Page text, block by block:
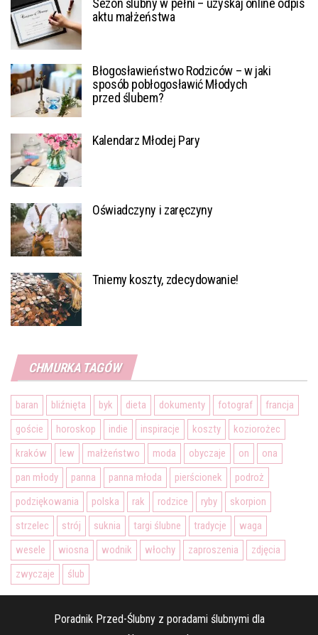
Sezon ślubny w pełni – uzyskaj online odpis
aktu małżeństwa
Błogosławieństwo Rodziców – w jaki
sposób pobłogosławić Młodych
przed ślubem?
Kalendarz Młodej Pary
Oświadczyny i zaręczyny
Tniemy koszty, zdecydowanie!
CHMURKA TAGÓW
baran bliźnięta byk dieta dokumenty fotograf
francja
goście
horoskop indie inspiracje koszty
koziorożec
kraków
lew małżeństwo moda obyczaje on
ona
pan młody
panna panna młoda pierścionek
podroż
podziękowania
polska rak rodzice ryby
skorpion
strzelec
strój suknia targi ślubne tradycje
waga
wesele
wiosna wodnik włochy zaproszenia
zdjęcia
zwyczaje
ślub
Poradnik Przed-Ślubny z poradami ślubnymi dla